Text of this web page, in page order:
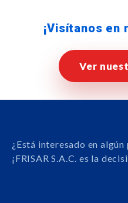
¡Visítanos en
Ver
¿Está interesado en
¡FRISAR S.A.C. es la